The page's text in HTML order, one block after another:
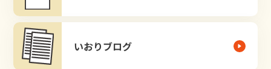
いおりブログ